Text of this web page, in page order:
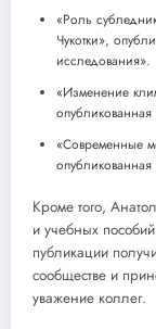
«Роль
Чукотки»,
исследования».
«Изменение
«Современные
Кроме того,
и учебных
публикации
сообществе и
уважение коллег.